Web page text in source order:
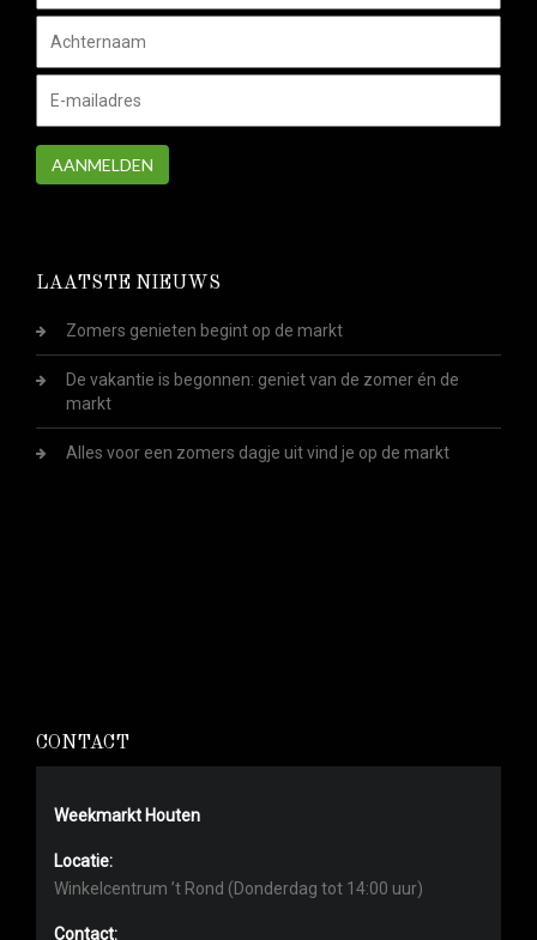
AANMELDEN
LAATSTE NIEUWS
Zomers genieten begint op de markt
De vakantie is begonnen: geniet van de zomer én de
markt
Alles voor een zomers dagje uit vind je op de markt
CONTACT
Weekmarkt Houten
Locatie:
Winkelcentrum ’t Rond (Donderdag tot 14:00 uur)
Contact: